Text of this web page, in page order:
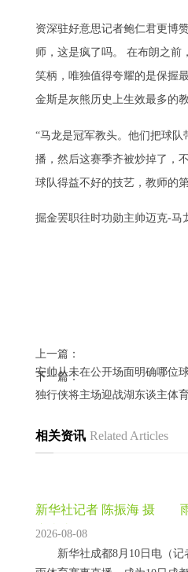
资深驻好意思记者鲍仁君更博
师，这是疯了吗。 ​​​在布朗之前
笑柄，唯独值得夸耀的是保握
金斯是灰熊历史上生效最多的
“马龙是冠军教头。他们把球
播，然后这赛季齐被炒掉了，
球队得益不好的技艺，教师的
掘金罢职往时功勋主帅迈克-马
上一篇：
安帅从未在公开场面明确哪位
下一篇：
独行侠将主场迎战湖东谈主体
相关资讯 Related Articles
新华社记者 陈振海 摄
赛事直播
2026-08-08
新华社成都8月10日电（记